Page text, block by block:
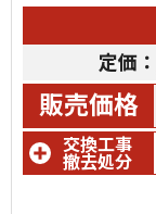
定価：
販売価格
交換工事
撤去処分